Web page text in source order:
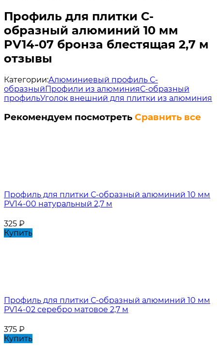
Профиль для плитки С-
образный алюминий 10 мм
PV14-07 бронза блестящая 2,7 м
отзывы
Категории:Алюминиевый профиль С-
образныйПрофили из алюминияС-образный
профильУголок внешний для плитки из алюминия
Рекомендуем посмотреть Сравнить все
Профиль для плитки С-образный алюминий 10 мм
PV14-00 натуральный 2,7 м
325 ₽
Купить
Профиль для плитки С-образный алюминий 10 мм
PV14-02 серебро матовое 2,7 м
375 ₽
Купить